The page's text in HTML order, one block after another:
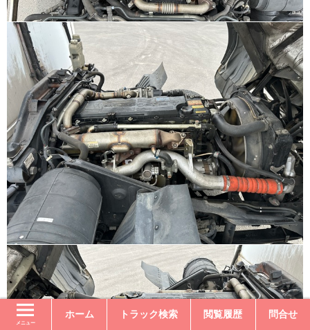
メニュー
ホーム トラック検索 閲覧履歴 問合せ